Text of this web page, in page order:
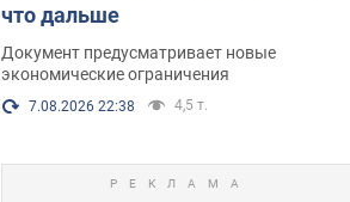
что дальше
Документ предусматривает новые
экономические ограничения
7.08.2026 22:38 4,5 т.